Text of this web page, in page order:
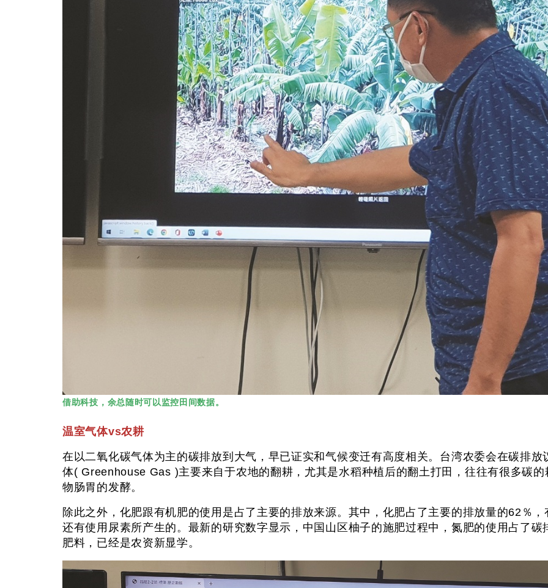
借助科技，余总随时可以监控田间数据。
温室气体vs农耕
在以二氧化碳气体为主的碳排放到大气，早已证实和气候变迁有高度相关。台湾农委会在碳排
体( Greenhouse Gas )主要来自于农地的翻耕，尤其是水稻种植后的翻土打田，往往有很多碳
物肠胃的发酵。
除此之外，化肥跟有机肥的使用是占了主要的排放来源。其中，化肥占了主要的排放量的62％
还有使用尿素所产生的。最新的研究数字显示，中国山区柚子的施肥过程中，氮肥的使用占了
肥料，已经是农资新显学。